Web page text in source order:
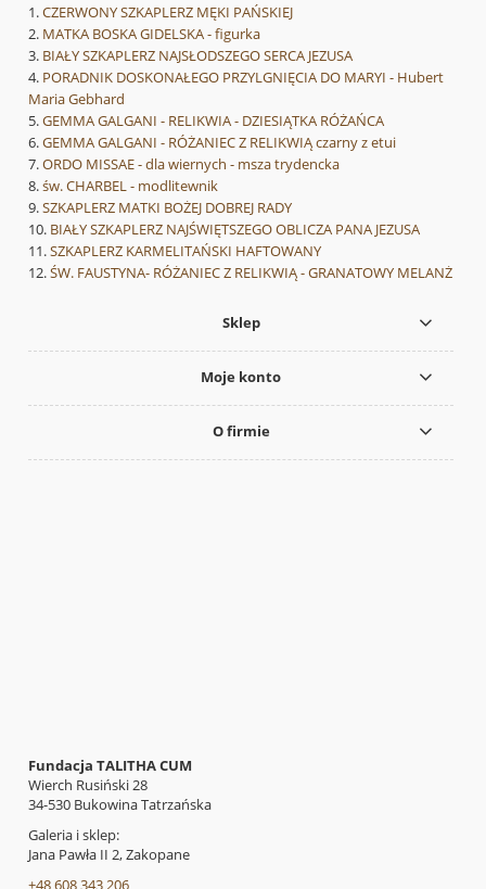
CZERWONY SZKAPLERZ MĘKI PAŃSKIEJ
MATKA BOSKA GIDELSKA - figurka
BIAŁY SZKAPLERZ NAJSŁODSZEGO SERCA JEZUSA
PORADNIK DOSKONAŁEGO PRZYLGNIĘCIA DO MARYI - Hubert
Maria Gebhard
GEMMA GALGANI - RELIKWIA - DZIESIĄTKA RÓŻAŃCA
GEMMA GALGANI - RÓŻANIEC Z RELIKWIĄ czarny z etui
ORDO MISSAE - dla wiernych - msza trydencka
św. CHARBEL - modlitewnik
SZKAPLERZ MATKI BOŻEJ DOBREJ RADY
BIAŁY SZKAPLERZ NAJŚWIĘTSZEGO OBLICZA PANA JEZUSA
SZKAPLERZ KARMELITAŃSKI HAFTOWANY
ŚW. FAUSTYNA- RÓŻANIEC Z RELIKWIĄ - GRANATOWY MELANŻ
Sklep
Moje konto
O firmie
Fundacja TALITHA CUM
Wierch Rusiński 28
34-530 Bukowina Tatrzańska
Galeria i sklep:
Jana Pawła II 2, Zakopane
+48 608 343 206